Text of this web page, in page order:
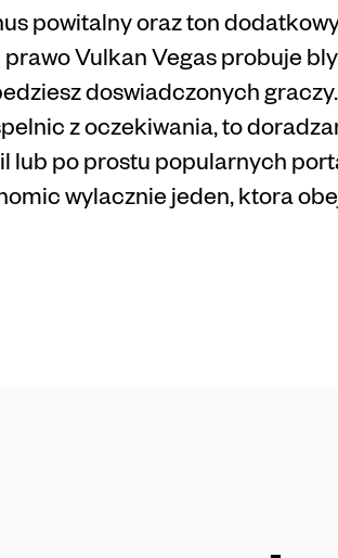
powitalny oraz ton
Vulkan Vegas probuje
doswiadczonych
z oczekiwania, to
lub po prostu popularnych
wylacznie jeden, ktora